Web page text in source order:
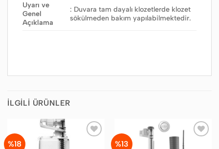
Uyarı ve
Genel
Açıklama
: Duvara tam dayalı klozetlerde klozet
sökülmeden bakım yapılabilmektedir.
İLGILI ÜRÜNLER
%18 %13
Favorilere